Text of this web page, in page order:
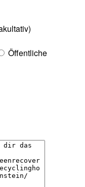
Öffentliche